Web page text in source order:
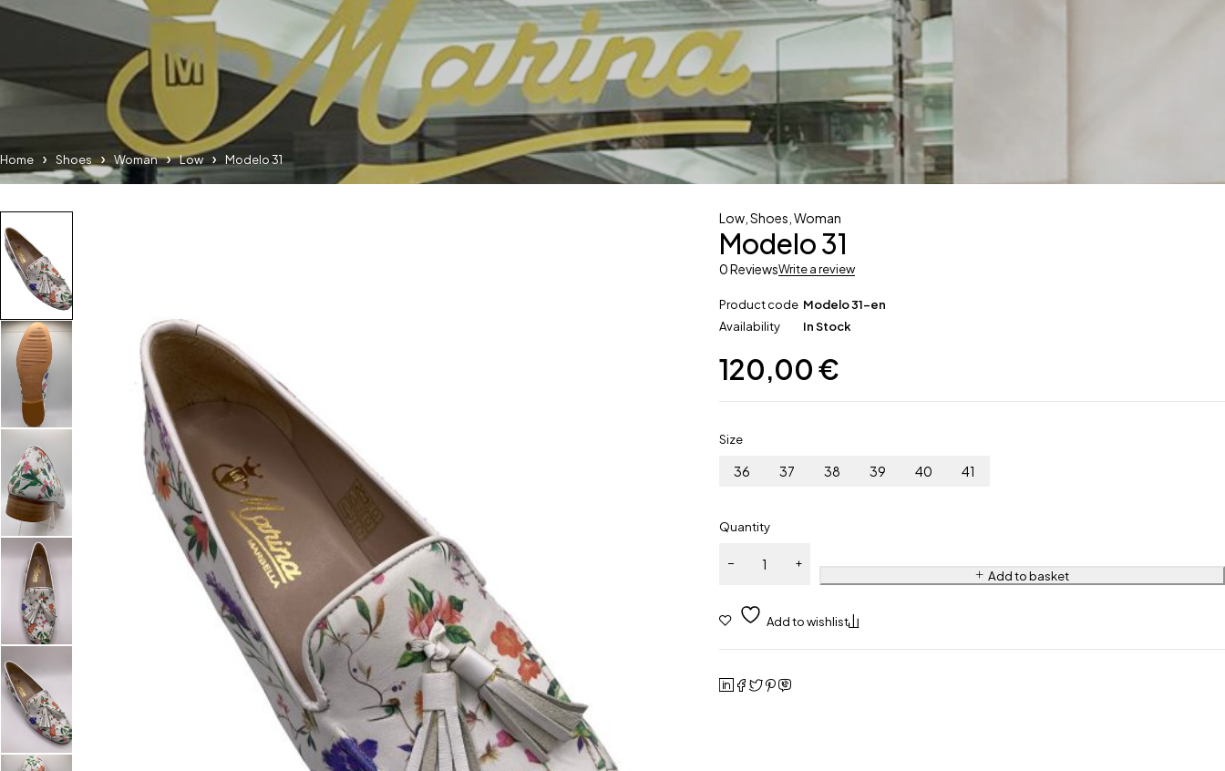
Home Shoes Woman Low Modelo 31
Low ,Shoes ,Woman
Modelo 31
0 ReviewsWrite a review
Product code Modelo 31-en
Availability
In Stock
120,00€
Size
36 37 38 39 40 41
Quantity
Add to basket